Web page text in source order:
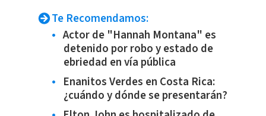
Te Recomendamos:
Actor de "Hannah Montana" es
detenido por robo y estado de
ebriedad en vía pública
Enanitos Verdes en Costa Rica:
¿cuándo y dónde se presentarán?